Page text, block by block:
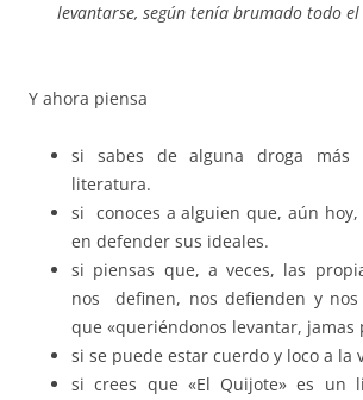
levantarse, según tenía brumado todo el
Y ahora piensa
si sabes de alguna droga más
literatura.
si conoces a alguien que, aún
en defender sus ideales.
si piensas que, a veces, las
nos definen, nos defienden y nos
que «queriéndonos levantar, jamas
si se puede estar cuerdo y loco a la
si crees que «El Quijote» es un